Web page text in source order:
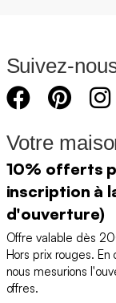
Suivez-
Votre
10% offerts
inscription à
d'ouverture)
Offre valable dès
Hors prix rouges.
nous mesurions
offres.